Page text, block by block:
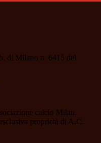
di Milano n. 6415 del
calcio Milan.
proprietà di A.C.